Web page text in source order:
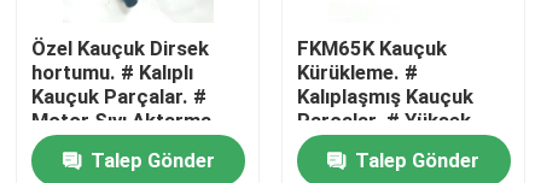
Fabrika turu
Kalite kontrol
Bizimle iletişime geçin
Özel Kauçuk Dirsek
hortumu. # Kalıplı
Kauçuk Parçalar. #
Motor Sıvı Aktarma
Hortumu.
Talep Gönder
FKM65K Kauçuk
Kürükleme. #
Kalıplaşmış Kauçuk
Parçalar. # Yüksek
Hava Durumuna Karşı
Kemik Direncili Montaj.
Talep Gönder